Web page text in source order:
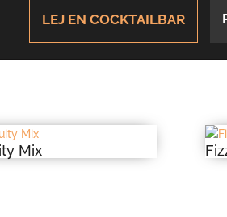
LEJ EN COCKTAILBAR
Mix